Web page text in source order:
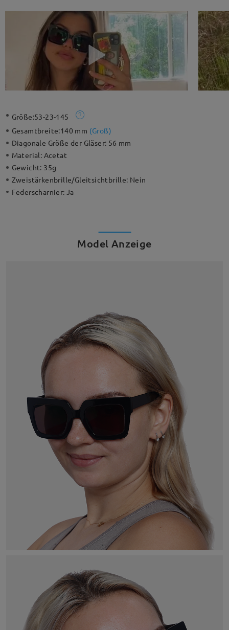
Größe:53-23-145
Gesamtbreite:140 mm (Groß)
Diagonale Größe der Gläser: 56 mm
Material: Acetat
Gewicht: 35g
Zweistärkenbrille/Gleitsichtbrille: Nein
Federscharnier:Ja
Model Anzeige